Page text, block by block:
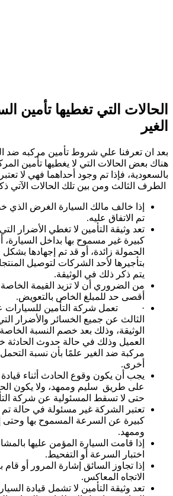
الحالات التي تغطيها تأمين
الغير
بعد ان تعرفنا علي شروط تأمين مركبه ضد
هناك بعض الحالات التي لا يغطيها تأمين
بالسعودية، فإذا تم وجود أحداهما فهي لا
الطرف الثالث ومن بين تلك الحالات الآتي
إذا خالف مالك السيارة الغرض الذي
تم الاتفاق عليه.
تعد وثيقة التأمين لا تغطي الأضرار
كبيرة غير مسموح بها بداخل السيارة،
الحمولة زائدة، أو قد تم إجهادها بشكل
بتأجيرها لأحد الشركات لتوصيل
يتم ذكر ذلك في الوثيقة.
من الضروري أن لا تزيد القيمة
أقصى حد للمبلغ الخاص بالتعويض.
· تعمل شركة التأمين للسيارات
الثالث عن جميع الخسائر والأضرار
الوثيقة، وذلك بعد خصم النسبة
العميل وذلك في حالة حدوث الحادثة
مركبة ضد الغير علمًا بأن نسبة
أخرى.
يجب أن يكون وقوع الحادث أثناء قيادة
على طريق سليم وممهد، ولا يكون
حتى لا تسقط المسئولية عن شركة
تعتبر الشركة غير مسئولة في حالة تم
كبيرة عن السرعة المسموح بها وحتى
وممهد.
إذا قامت السيارة المؤمن عليها
اختبار السرعة أو التفحيط.
إذا تجاوز السائق إشارة المرور أو قام
الاتجاه المعاكس.
تعد وثيقة التأمين لا تشمل قيادة